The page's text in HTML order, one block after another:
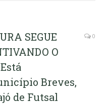
SEGUE
O
Breves,
de Futsal
0